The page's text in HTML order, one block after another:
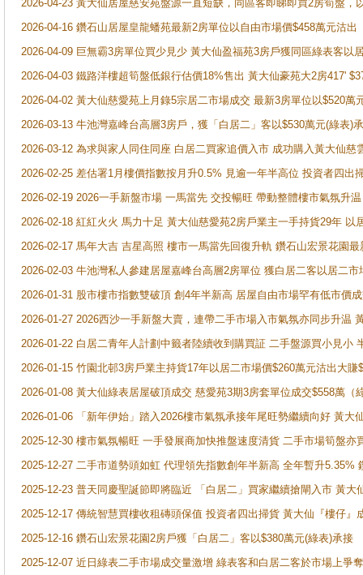
2026-04-23 黃大仙居屋慈安苑盤源一直短缺，同區客即睇即買2房筍盤，
2026-04-16 鑽石山居屋皇龍蟠苑最新2房單位以自由市場價$458萬元沽出
2026-04-09 巨無霸3房單位買少見少 黃大仙盈福苑3房戶獲同區綠表客以
2026-04-03 鐵路洋樓超筍盤低銀行估價18%售出 黃大仙豪苑大2房417'
2026-04-02 黃大仙慈愛苑上月錄5宗居二市場成交 最新3房單位以$520萬
2026-03-13 牛池灣嘉峰台高層3房戶，獲「白居二」客以$530萬元(綠表)
2026-03-12 為求與家人同住同座 白居二買家追價入市 成功購入黃大仙
2026-02-25 差估署1月樓價指數按月升0.5% 見逾一年半高位 投資者四
2026-02-19 2026一手新盤市場 一馬當先 交投暢旺 帶動整體樓市氣氛升
2026-02-18 紅紅火火 馬力十足 黃大仙慈愛苑2房戶業主一手持貨29年 以
2026-02-17 馬年大吉 吉星高照 樓市一馬當先回復升軌 鑽石山宏景花園
2026-02-03 牛池灣私人參建居屋嘉峰台高層2房單位 獲白居二客以居二市
2026-01-31 股市樓市指數雙破頂 創4年半新高 居屋自由市場罕有低市價
2026-01-27 2026西沙一手新盤大賣，連帶二手市場入市氣氛亦同步升温
2026-01-22 白居二青年人計劃中籤者陸續收到購買証 二手盤源買小見小
2026-01-15 竹園北邨3房戶業主持貨17年以居二市場價$260萬元沽出大賺
2026-01-08 黃大仙綠表居屋破頂成交 慈愛苑3期3房套單位成交$558萬（
2026-01-06 「新年伊始」踏入2026樓市氣氛承接年尾旺勢繼續向好 黃
2025-12-30 樓市氣氛暢旺 一手發展商加快推盤速度清貨 二手市場筍盤
2025-12-27 二手市道勢頭如虹 代理領先指數創年半新高 全年暫升5.35%
2025-12-23 普天同慶聖誕節即將臨近 「白居二」買家繼續搶閘入市 黃
2025-12-17 傳統智慧買樓收租磚頭保值 投資者四出掃貨 黃大仙『樓仔
2025-12-16 鑽石山宏景花園2房戶獲「白居二」客以$380萬元(綠表)承接
2025-12-07 近日綠表二手市場成交量激增 綠表客和白居二客於市場上